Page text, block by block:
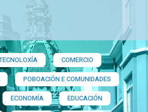
COMERCIO
POBOACIÓN E COMUNIDADES
ECONOMÍA
EDUCACIÓN